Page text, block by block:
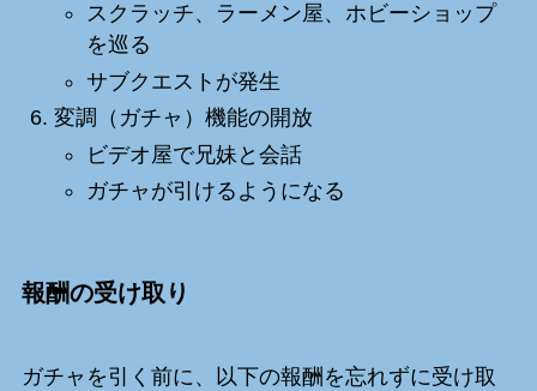
スクラッチ、ラーメン屋、ホビーショップ
を巡る
サブクエストが発生
変調（ガチャ）機能の開放
ビデオ屋で兄妹と会話
ガチャが引けるようになる
報酬の受け取り
ガチャを引く前に、以下の報酬を忘れずに受け取